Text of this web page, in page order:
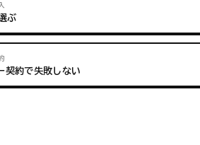
ぶ
契約で失敗しない